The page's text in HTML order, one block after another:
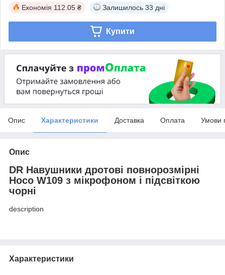
Економія 112.05 ₴ Залишилось 33 дні
Купити
Опис Характеристики Доставка Оплата Умови
Опис
DR Навушники дротові повнорозмірні
Hoco W109 з мікрофоном і підсвіткою
чорні
description
Характеристики